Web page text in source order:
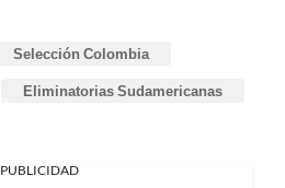
Selección Colombia
Eliminatorias Sudamericanas
PUBLICIDAD